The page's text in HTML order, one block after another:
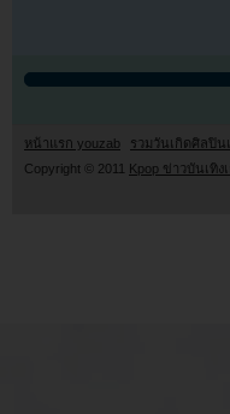
หน้าแรก youzab รวมวันเกิดศิลปิน
Copyright © 2011
Kpop ข่าวบันเทิ